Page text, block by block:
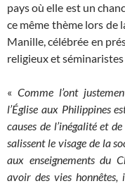
pays où elle est un
ce même thème lors de
Manille, célébrée en
religieux et
« Comme l’ont
l’Église aux Philippines
causes de l’inégalité et
salissent le visage de la
aux enseignements du
avoir des vies honnêtes,